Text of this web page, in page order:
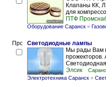
Клапаны КК,
для
ПТФ
Оборудование Саранск »
Светодиодные лампы
Мы рады Вам
прожекторов.
Элсик
Электротехника Саранск »